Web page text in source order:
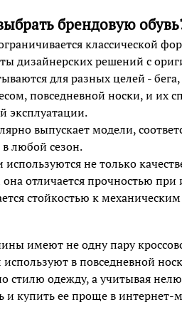
брендовую
классической
дизайнерских решений с
для разных целей -
повседневной носки, и их
эксплуатации.
выпускает модели,
в любой сезон.
не только
отличается прочностью
стойкостью к
имеют не одну пару
в повседневной
стилю одежду, а учитывая
и купить ее проще в интернет-